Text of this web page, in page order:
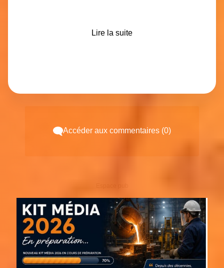
Lire la suite
Accéder aux commentaires (0)